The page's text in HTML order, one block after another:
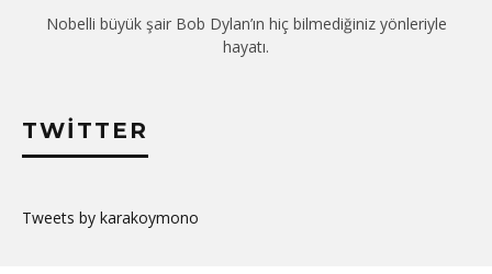
Nobelli büyük şair Bob Dylan’ın hiç bilmediğiniz yönleriyle
hayatı.
TWITTER
Tweets by karakoymono